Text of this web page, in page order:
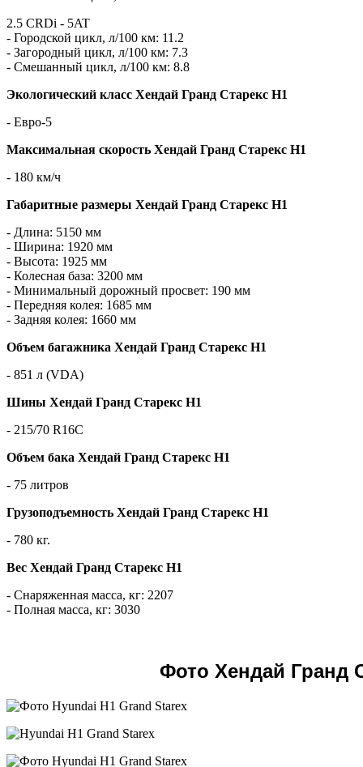
2.5 CRDi - 5AT
- Городской цикл, л/100 км: 11.2
- Загородный цикл, л/100 км: 7.3
- Смешанный цикл, л/100 км: 8.8
Экологический класс Хендай Гранд Старекс H1
- Евро-5
Максимальная скорость Хендай Гранд Старекс H1
- 180 км/ч
Габаритные размеры Хендай Гранд Старекс H1
- Длина: 5150 мм
- Ширина: 1920 мм
- Высота: 1925 мм
- Колесная база: 3200 мм
- Минимальный дорожный просвет: 190 мм
- Передняя колея: 1685 мм
- Задняя колея: 1660 мм
Объем багажника Хендай Гранд Старекс H1
- 851 л (VDA)
Шины Хендай Гранд Старекс H1
- 215/70 R16С
Объем бака Хендай Гранд Старекс H1
- 75 литров
Грузоподъемность Хендай Гранд Старекс H1
- 780 кг.
Вес Хендай Гранд Старекс H1
- Снаряженная масса, кг: 2207
- Полная масса, кг: 3030
Фото Хендай Гранд